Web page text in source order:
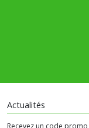
Actualités